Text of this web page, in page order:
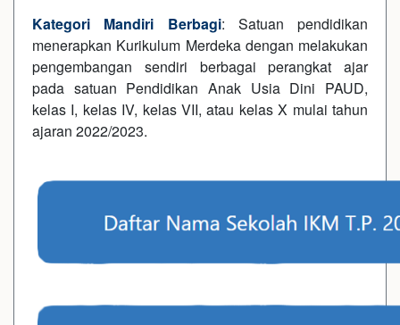
Kategori Mandiri Berbagi: Satuan pendidikan
menerapkan Kurikulum Merdeka dengan melakukan
pengembangan sendiri berbagai perangkat ajar
pada satuan Pendidikan Anak Usia Dini PAUD,
kelas I, kelas IV, kelas VII, atau kelas X mulai tahun
ajaran 2022/2023.